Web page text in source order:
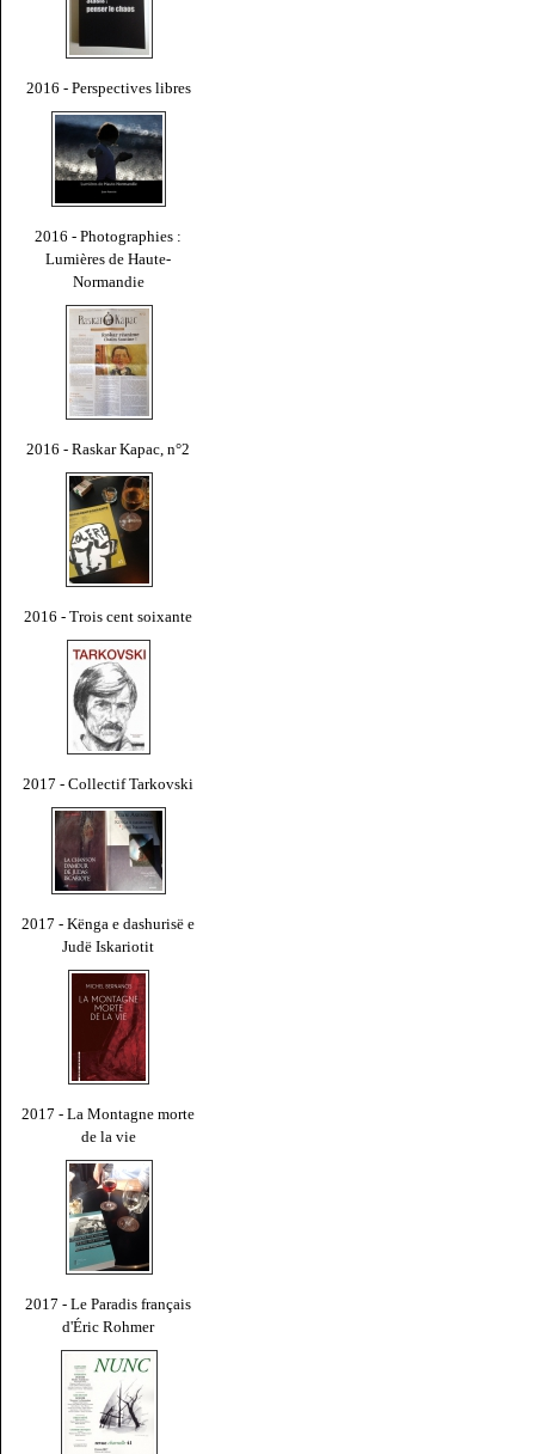
2016 - Perspectives libres
2016 - Photographies :
Lumières de Haute-
Normandie
2016 - Raskar Kapac, n°2
2016 - Trois cent soixante
2017 - Collectif Tarkovski
2017 - Kënga e dashurisë e
Judë Iskariotit
2017 - La Montagne morte
de la vie
2017 - Le Paradis français
d'Éric Rohmer